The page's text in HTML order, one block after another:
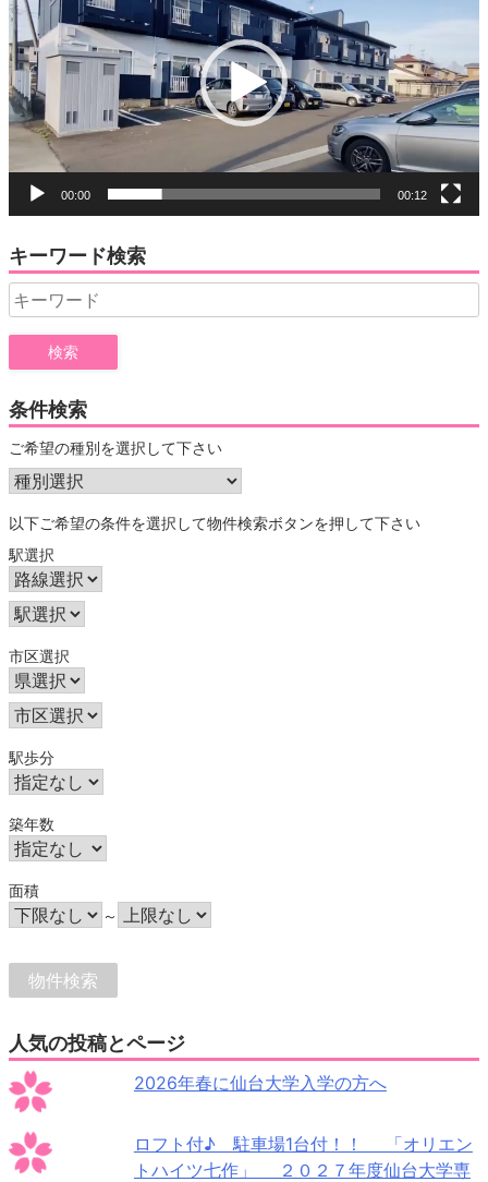
プ
レ
ー
ヤ
ー
00:00 00:12
キーワード検索
Search
for:
条件検索
ご希望の種別を選択して下さい
以下ご希望の条件を選択して物件検索ボタンを押して下さい
駅選択
市区選択
駅歩分
築年数
面積
～
人気の投稿とページ
2026年春に仙台大学入学の方へ
ロフト付♪ 駐車場1台付！！ 「オリエン
トハイツ七作」 ２０２７年度仙台大学専